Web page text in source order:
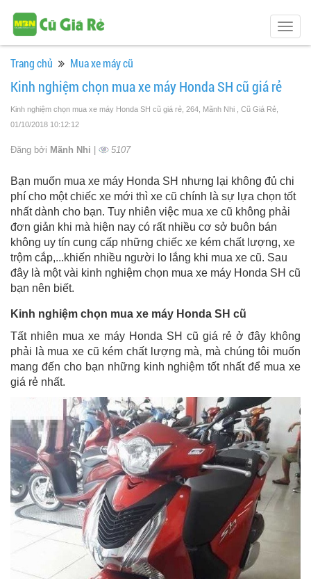
Trang chủ Mua xe máy cũ
Kinh nghiệm chọn mua xe máy Honda SH cũ giá rẻ
Kinh nghiệm chọn mua xe máy Honda SH cũ giá rẻ, 264, Mãnh Nhi , Cũ Giá Rẻ
01/10/2018 10:12:12
Đăng bởi Mãnh Nhi | 5107
Bạn muốn mua xe máy Honda SH nhưng lại không đủ chi
phí cho một chiếc xe mới thì xe cũ chính là sự lựa chọn tốt
nhất dành cho bạn. Tuy nhiên việc mua xe cũ không phải
đơn giản khi mà hiện nay có rất nhiều cơ sở buôn bán
không uy tín cung cấp những chiếc xe kém chất lượng, xe
trộm cắp,...khiến nhiều người lo lắng khi mua xe cũ. Sau
đây là một vài kinh nghiệm chọn mua xe máy Honda SH cũ
bạn nên biết.
Kinh nghiệm chọn mua xe máy Honda SH cũ
Tất nhiên mua xe máy Honda SH cũ giá rẻ ở đây không
phải là mua xe cũ kém chất lượng mà, mà chúng tôi muốn
mang đến cho bạn những kinh nghiệm tốt nhất để mua xe
giá rẻ nhất.